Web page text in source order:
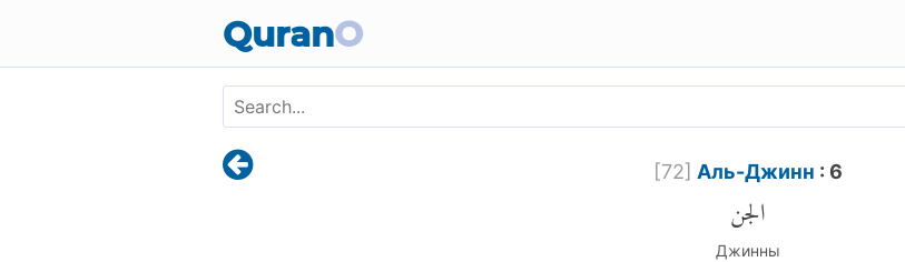
QuranO
[72] Аль-Джинн : 6
الجن
Джинны